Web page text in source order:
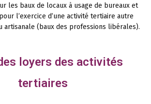
les baux de locaux à usage de bureaux et
l’exercice d’une activité tertiaire autre
artisanale (baux des professions libérales).
loyers des activités
tertiaires